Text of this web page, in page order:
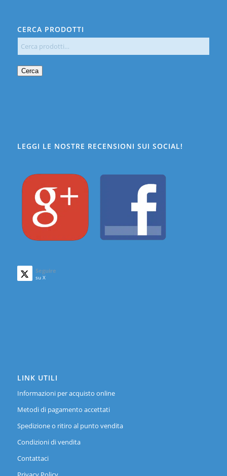
CERCA PRODOTTI
Cerca
LEGGI LE NOSTRE RECENSIONI SUI SOCIAL!
Seguire
su X
LINK UTILI
Informazioni per acquisto online
Metodi di pagamento accettati
Spedizione o ritiro al punto vendita
Condizioni di vendita
Contattaci